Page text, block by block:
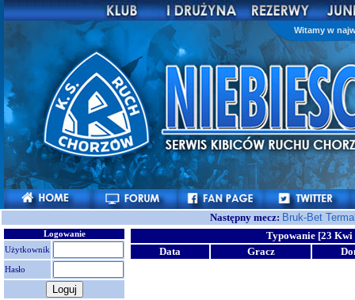
Witamy w
Następny mecz: Bruk-Bet
Logowanie
Użytkownik
Hasło
Typowanie [23 Kwi
Data
Gracz